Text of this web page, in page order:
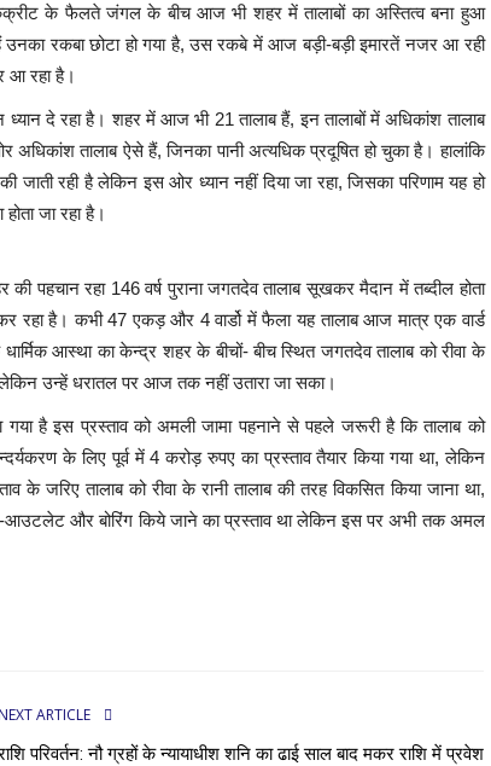
के फैलते जंगल के बीच आज भी शहर में तालाबों का अस्तित्व बना हुआ
रकबा छोटा हो गया है, उस रकबे में आज बड़ी-बड़ी इमारतें नजर आ रही
आ रहा है।
दे रहा है। शहर में आज भी 21 तालाब हैं, इन तालाबों में अधिकांश तालाब
तालाब ऐसे हैं, जिनका पानी अत्यधिक प्रदूषित हो चुका है। हालांकि
जाती रही है लेकिन इस ओर ध्यान नहीं दिया जा रहा, जिसका परिणाम यह हो
जा रहा है।
पहचान रहा 146 वर्ष पुराना जगतदेव तालाब सूखकर मैदान में तब्दील होता
है। कभी 47 एकड़ और 4 वार्डो में फैला यह तालाब आज मात्र एक वार्ड
आस्था का केन्द्र शहर के बीचों- बीच स्थित जगतदेव तालाब को रीवा के
उन्हें धरातल पर आज तक नहीं उतारा जा सका।
गया है इस प्रस्ताव को अमली जामा पहनाने से पहले जरूरी है कि तालाब को
के लिए पूर्व में 4 करोड़ रुपए का प्रस्ताव तैयार किया गया था, लेकिन
जरिए तालाब को रीवा के रानी तालाब की तरह विकसित किया जाना था,
आउटलेट और बोरिंग किये जाने का प्रस्ताव था लेकिन इस पर अभी तक अमल
NEXT ARTICLE
परिवर्तन: नौ ग्रहों के न्यायाधीश शनि का ढाई साल बाद मकर राशि में प्रवेश